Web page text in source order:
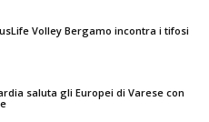
Volley Bergamo incontra i tifosi
saluta gli Europei di Varese con